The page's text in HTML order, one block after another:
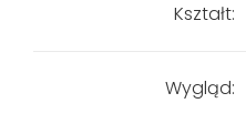
Kształt:
Wygląd: